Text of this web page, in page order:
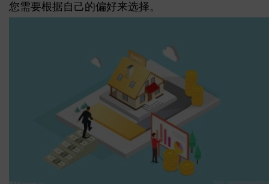
您需要根据自己的偏好来选择。